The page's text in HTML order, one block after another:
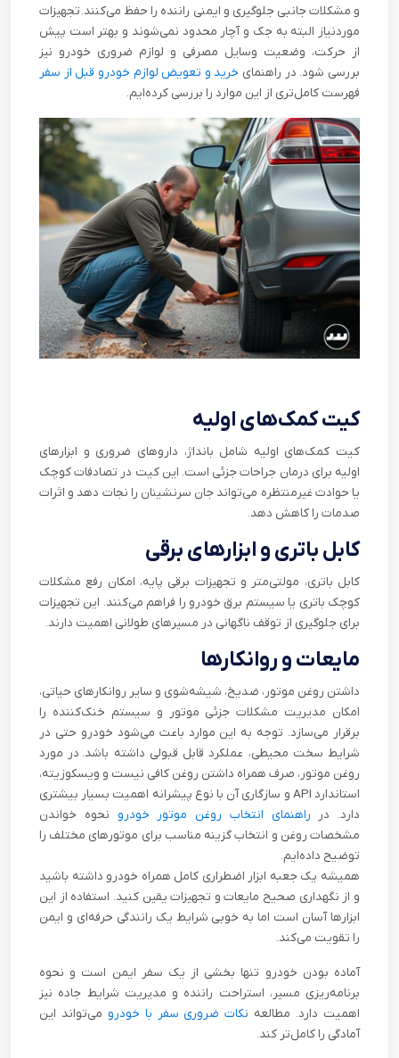
و مشکلات جانبی جلوگیری و ایمنی راننده را حفظ می‌کنند. تجهیزات
موردنیاز البته به جک و آچار محدود نمی‌شوند و بهتر است پیش
از حرکت، وضعیت وسایل مصرفی و لوازم ضروری خودرو نیز
بررسی شود. در راهنمای خرید و تعویض لوازم خودرو قبل از سفر
فهرست کامل‌تری از این موارد را بررسی کرده‌ایم.
کیت کمک‌های اولیه
کیت کمک‌های اولیه شامل بانداژ، داروهای ضروری و ابزارهای
اولیه برای درمان جراحات جزئی است. این کیت در تصادفات کوچک
یا حوادث غیرمنتظره می‌تواند جان سرنشینان را نجات دهد و اثرات
صدمات را کاهش دهد.
کابل باتری و ابزارهای برقی
کابل باتری، مولتی‌متر و تجهیزات برقی پایه، امکان رفع مشکلات
کوچک باتری یا سیستم برق خودرو را فراهم می‌کنند. این تجهیزات
برای جلوگیری از توقف ناگهانی در مسیرهای طولانی اهمیت دارند.
مایعات و روانکارها
داشتن روغن موتور، ضدیخ، شیشه‌شوی و سایر روانکارهای حیاتی،
امکان مدیریت مشکلات جزئی موتور و سیستم خنک‌کننده را
برقرار می‌سازد. توجه به این موارد باعث می‌شود خودرو حتی در
شرایط سخت محیطی، عملکرد قابل قبولی داشته باشد. در مورد
روغن موتور، صرف همراه داشتن روغن کافی نیست و ویسکوزیته،
استاندارد API و سازگاری آن با نوع پیشرانه اهمیت بسیار بیشتری
دارد. در راهنمای انتخاب روغن موتور خودرو نحوه خواندن
مشخصات روغن و انتخاب گزینه مناسب برای موتورهای مختلف را
توضیح داده‌ایم.
همیشه یک جعبه ابزار اضطراری کامل همراه خودرو داشته باشید
و از نگهداری صحیح مایعات و تجهیزات یقین کنید. استفاده از این
ابزارها آسان است اما به خوبی شرایط یک رانندگی حرفه‌ای و ایمن
را تقویت می‌کند.
آماده بودن خودرو تنها بخشی از یک سفر ایمن است و نحوه
برنامه‌ریزی مسیر، استراحت راننده و مدیریت شرایط جاده نیز
اهمیت دارد. مطالعه نکات ضروری سفر با خودرو می‌تواند این
آمادگی را کامل‌تر کند.